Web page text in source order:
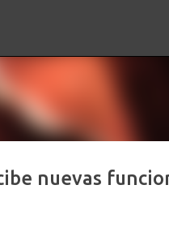
nuevas